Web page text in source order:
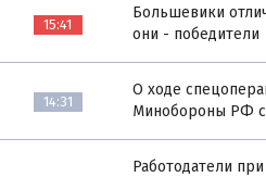
15:41
Большевики
они - победители
14:31
О ходе
Минобороны РФ с
Работодатели